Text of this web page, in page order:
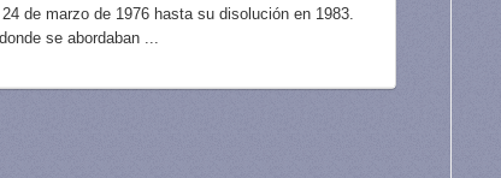
de marzo de 1976 hasta su disolución en 1983.
se abordaban ...